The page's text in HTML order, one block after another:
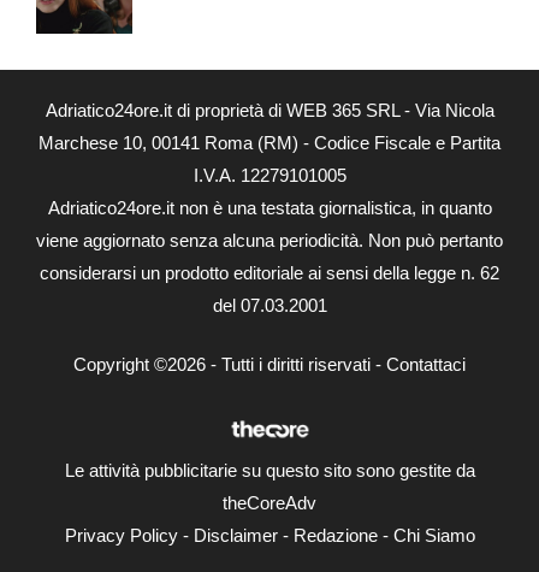
Adriatico24ore.it di proprietà di WEB 365 SRL - Via Nicola
Marchese 10, 00141 Roma (RM) - Codice Fiscale e Partita
I.V.A. 12279101005
Adriatico24ore.it non è una testata giornalistica, in quanto
viene aggiornato senza alcuna periodicità. Non può pertanto
considerarsi un prodotto editoriale ai sensi della legge n. 62
del 07.03.2001
Copyright ©2026 - Tutti i diritti riservati - Contattaci
Le attività pubblicitarie su questo sito sono gestite da
theCoreAdv
Privacy Policy- Disclaimer- Redazione- Chi Siamo